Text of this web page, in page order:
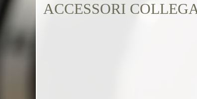
ACCESSORI